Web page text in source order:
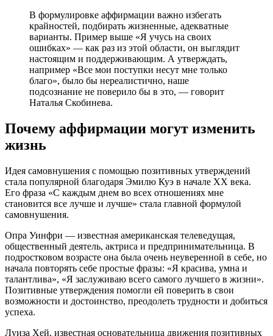
В формулировке аффирмации важно избегать
крайностей, подбирать жизненные, адекватные
варианты. Пример выше «Я учусь на своих
ошибках» — как раз из этой области, он выглядит
настоящим и поддерживающим. А утверждать,
например «Все мои поступки несут мне только
благо», было бы нереалистично, наше
подсознание не поверило бы в это, — говорит
Наталья Скобинева.
Почему аффирмации могут изменить
жизнь
Идея самовнушения с помощью позитивных утверждений
стала популярной благодаря Эмилю Куэ в начале XX века.
Его фраза «С каждым днем во всех отношениях мне
становится все лучше и лучше» стала главной формулой
самовнушения.
Опра Уинфри — известная американская телеведущая,
общественный деятель, актриса и предпринимательница. В
подростковом возрасте она была очень неуверенной в себе, но
начала повторять себе простые фразы: «Я красива, умна и
талантлива», «Я заслуживаю всего самого лучшего в жизни».
Позитивные утверждения помогли ей поверить в свои
возможности и достоинство, преодолеть трудности и добиться
успеха.
Луиза Хей, известная основательница движения позитивных